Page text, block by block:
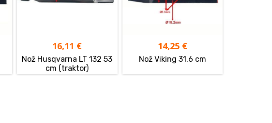
16,11 €
Nož Husqvarna LT 132 53
cm (traktor)
14,25 €
Nož Viking 31,6 cm